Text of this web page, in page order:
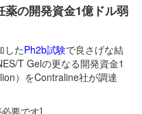
の開発資金1億ドル弱
したPh2b試験で良さげな結
T Gelの更なる開発資金1
）をContraline社が調達
要です]